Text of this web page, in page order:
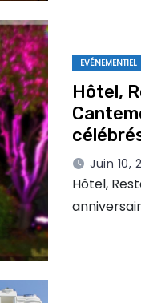
EVÉNEMENTIEL
Hôtel,
Juin 10,
Hôtel,